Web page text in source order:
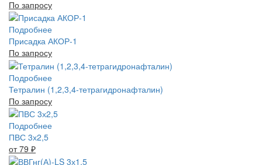
По запросу
Подробнее
Присадка АКОР-1
По запросу
Подробнее
Тетралин (1,2,3,4-тетрагидронафталин)
По запросу
Подробнее
ПВС 3х2,5
от 79 ₽